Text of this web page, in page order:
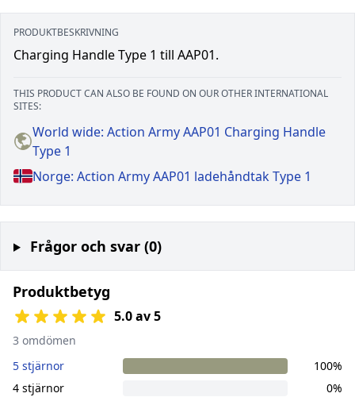
PRODUKTBESKRIVNING
Charging Handle Type 1 till AAP01.
THIS PRODUCT CAN ALSO BE FOUND ON OUR OTHER INTERNATIONAL
SITES:
World wide: Action Army AAP01 Charging Handle
Type 1
Norge: Action Army AAP01 ladehåndtak Type 1
Frågor och svar (0)
Produktbetyg
5.0 av 5
3 omdömen
5 stjärnor
100%
4 stjärnor
0%